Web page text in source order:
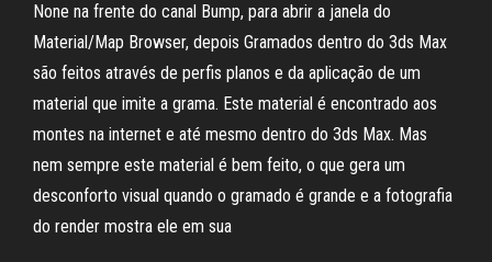
None na frente do canal Bump, para abrir a janela do
Material/Map Browser, depois Gramados dentro do 3ds Max
são feitos através de perfis planos e da aplicação de um
material que imite a grama. Este material é encontrado aos
montes na internet e até mesmo dentro do 3ds Max. Mas
nem sempre este material é bem feito, o que gera um
desconforto visual quando o gramado é grande e a fotografia
do render mostra ele em sua